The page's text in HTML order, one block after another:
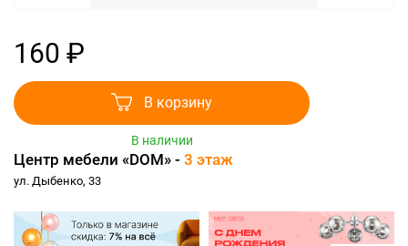
160 ₽
В корзину
В наличии
Центр мебели «DOM» - 3 этаж
ул. Дыбенко, 33